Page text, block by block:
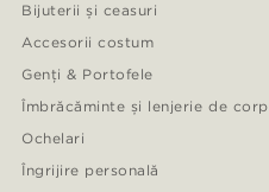
Bijuterii și ceasuri
Accesorii costum
Genți & Portofele
Îmbrăcăminte și lenjerie de corp
Ochelari
Îngrijire personală